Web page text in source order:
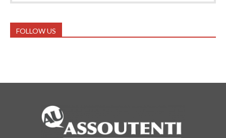
FOLLOW US